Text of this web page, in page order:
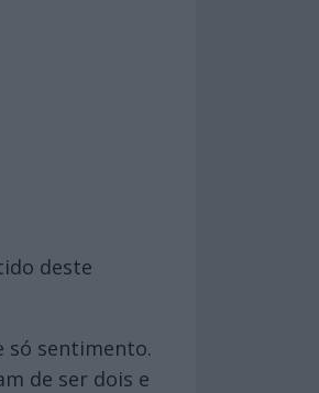
deste
só sentimento.
de ser dois e